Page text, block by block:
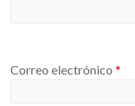
Correo electrónico*